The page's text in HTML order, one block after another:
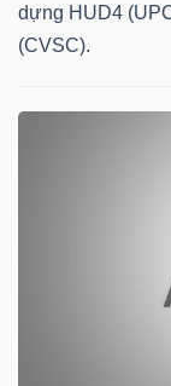
dựng HUD4
(CVSC).
TÀI
CHÍNH